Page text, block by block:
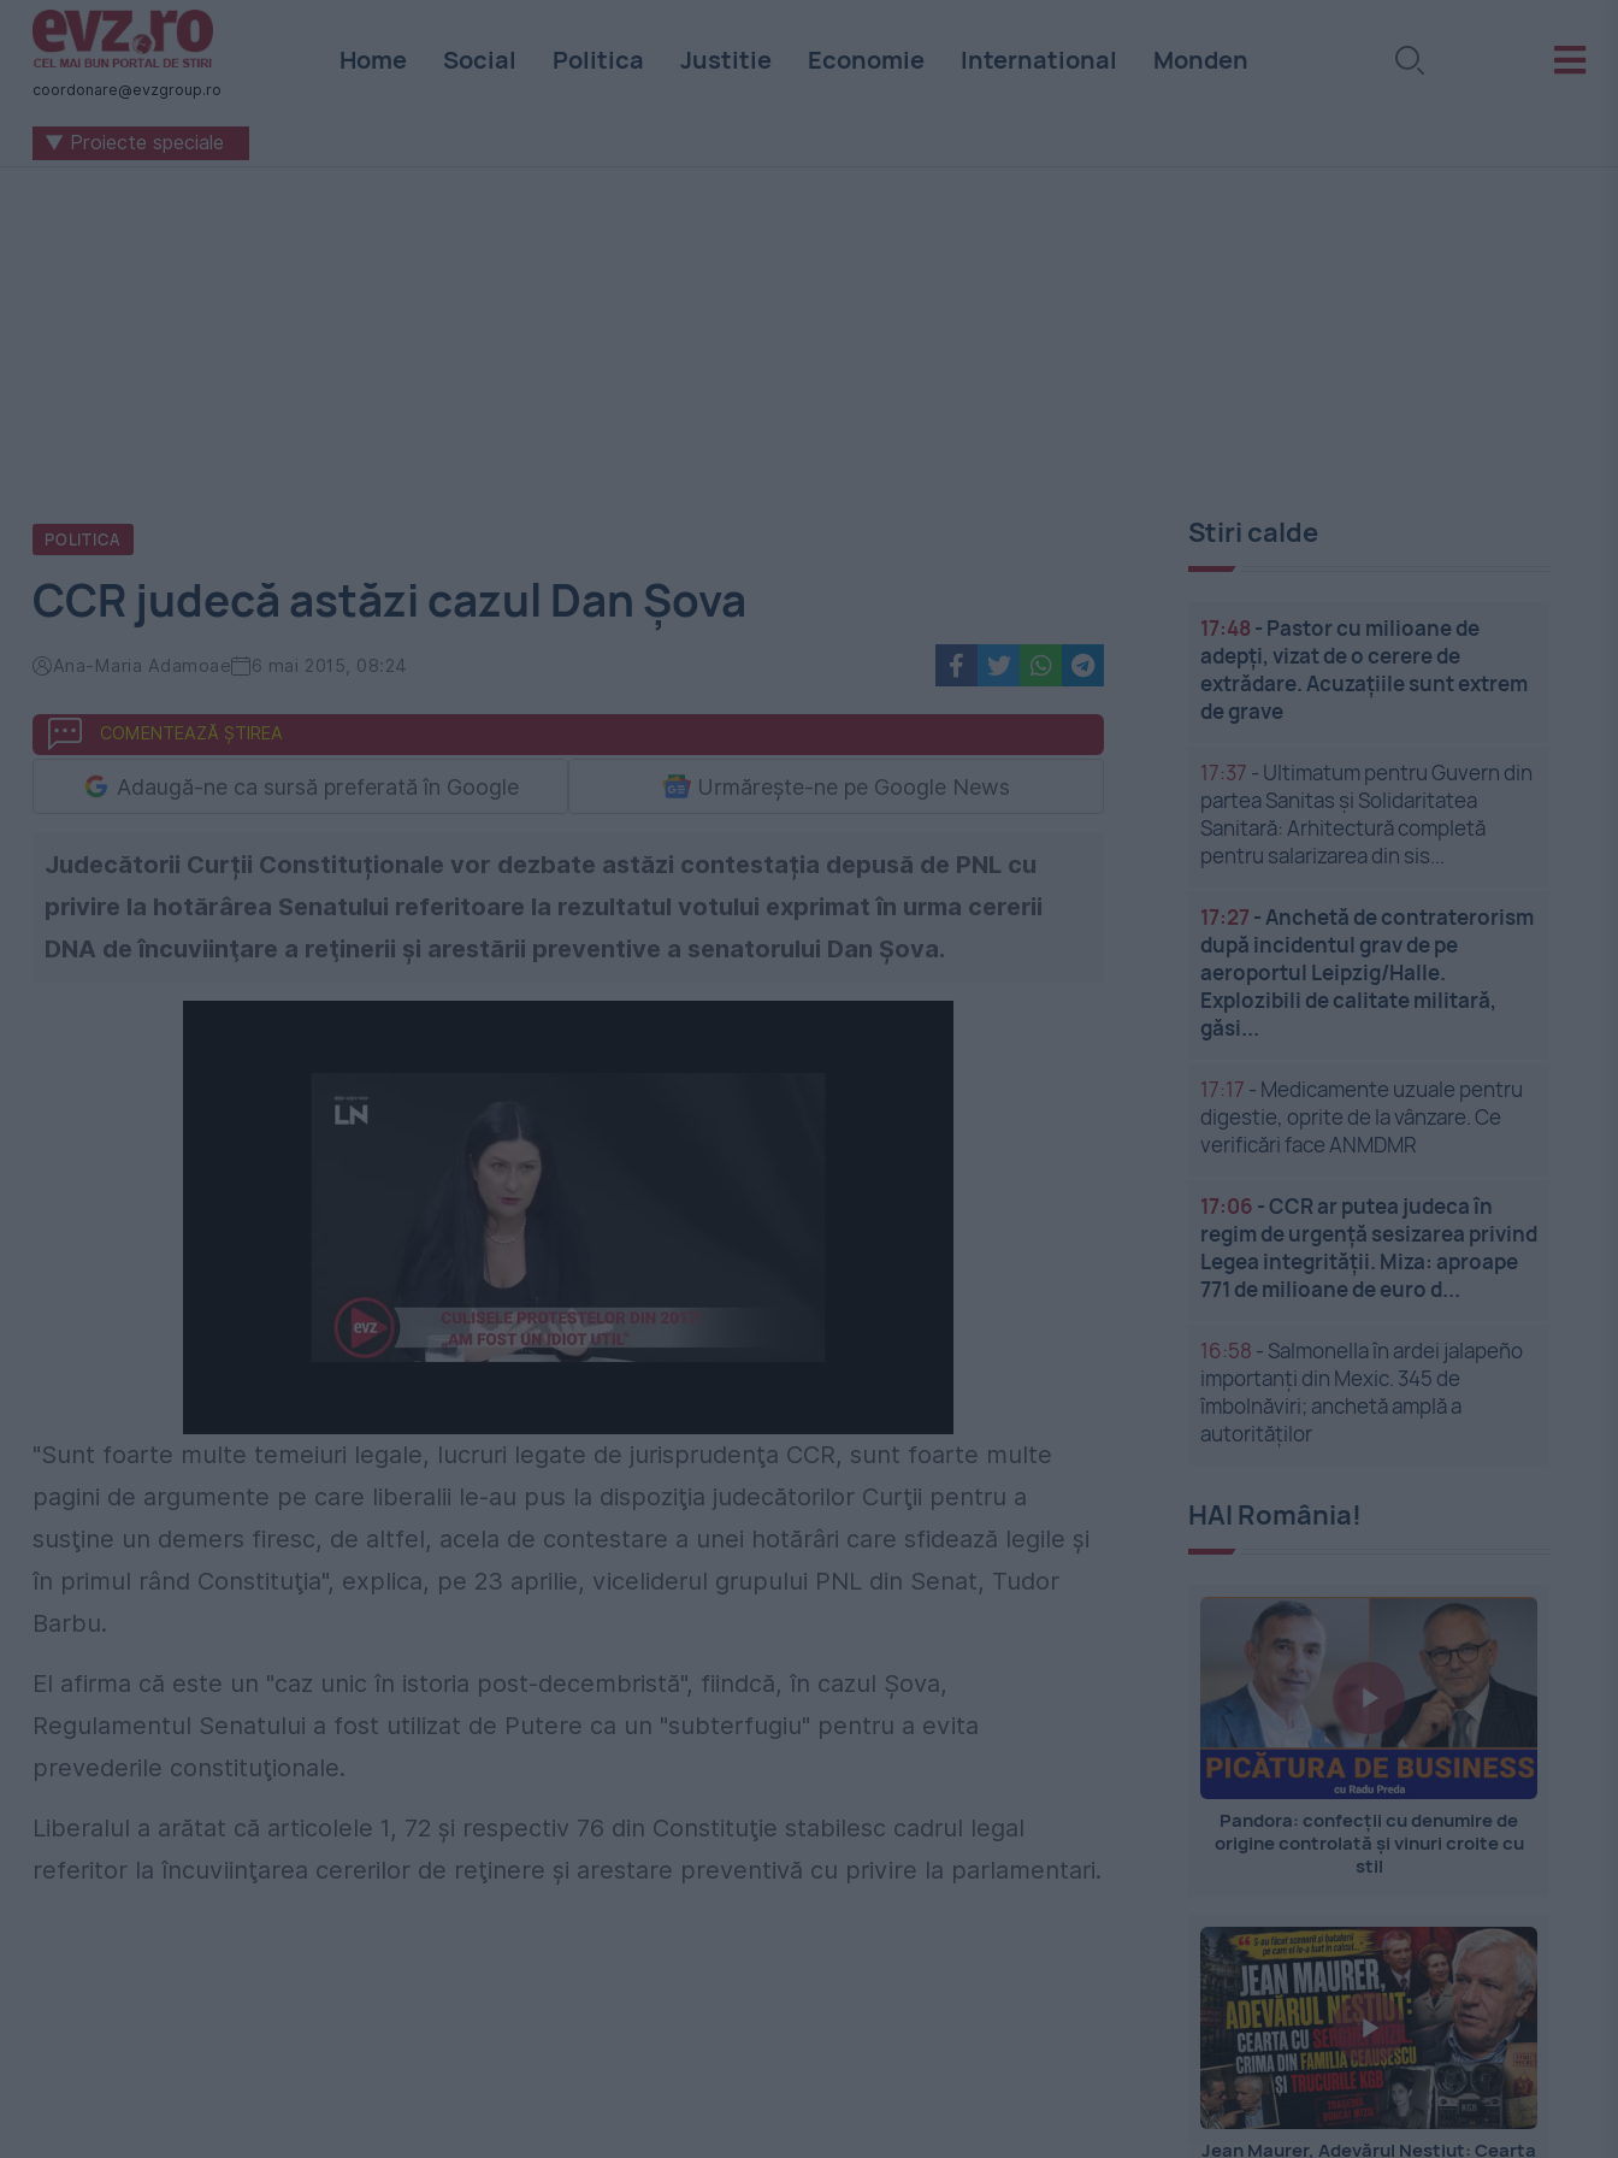
Știri
naționale
internaționale
coordonare@evzgroup.ro
Home Social Politica Justitie Economie International Monden
▼ Proiecte speciale
POLITICA
CCR judecă astăzi cazul Dan Șova
Ana-Maria Adamoae 6 mai 2015, 08:24
COMENTEAZĂ ȘTIREA
Adaugă-ne ca sursă preferată în Google Urmărește-ne pe Google News
Judecătorii Curții Constituționale vor dezbate astăzi contestația depusă de PNL cu
privire la hotărârea Senatului referitoare la rezultatul votului exprimat în urma cererii
DNA de încuviinţare a reţinerii şi arestării preventive a senatorului Dan Şova.
"Sunt foarte multe temeiuri legale, lucruri legate de jurisprudenţa CCR, sunt foarte multe
pagini de argumente pe care liberalii le-au pus la dispoziţia judecătorilor Curţii pentru a
susţine un demers firesc, de altfel, acela de contestare a unei hotărâri care sfidează legile şi
în primul rând Constituţia", explica, pe 23 aprilie, viceliderul grupului PNL din Senat, Tudor
Barbu.
El afirma că este un "caz unic în istoria post-decembristă", fiindcă, în cazul Şova,
Regulamentul Senatului a fost utilizat de Putere ca un "subterfugiu" pentru a evita
prevederile constituţionale.
Liberalul a arătat că articolele 1, 72 şi respectiv 76 din Constituţie stabilesc cadrul legal
referitor la încuviinţarea cererilor de reţinere şi arestare preventivă cu privire la parlamentari.
Stiri calde
17:48 - Pastor cu milioane de
adepți, vizat de o cerere de
extrădare. Acuzațiile sunt extrem
de grave
17:37 - Ultimatum pentru Guvern din
partea Sanitas și Solidaritatea
Sanitară: Arhitectură completă
pentru salarizarea din sis...
17:27 -Anchetă de contraterorism
după incidentul grav de pe
aeroportul Leipzig/Halle.
Explozibili de calitate militară,
găsi...
17:17 - Medicamente uzuale pentru
digestie, oprite de la vânzare. Ce
verificări face ANMDMR
17:06 -CCR ar putea judeca în
regim de urgență sesizarea privind
Legea integrității. Miza: aproape
771 de milioane de euro d...
16:58 - Salmonella în ardei jalapeño
importanți din Mexic. 345 de
îmbolnăviri; anchetă amplă a
autorităților
HAI România!
Pandora: confecții cu denumire de
origine controlată și vinuri croite cu
stil
Jean Maurer, Adevărul Neștiut: Cearta